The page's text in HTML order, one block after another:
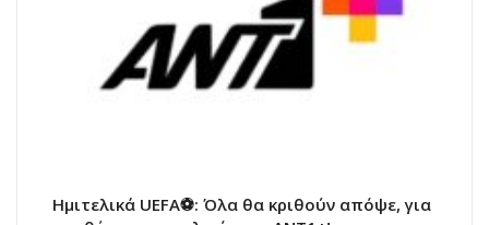
Ημιτελικά UEFA⚽: Όλα θα κριθούν απόψε, για